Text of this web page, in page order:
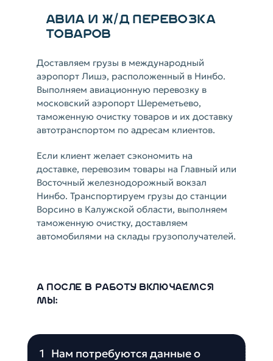
АВИА И Ж/Д ПЕРЕВОЗКА
ТОВАРОВ
Доставляем грузы в международный
аэропорт Лишэ, расположенный в Нинбо.
Выполняем авиационную перевозку в
московский аэропорт Шереметьево,
таможенную очистку товаров и их доставку
автотранспортом по адресам клиентов.
Если клиент желает сэкономить на
доставке, перевозим товары на Главный или
Восточный железнодорожный вокзал
Нинбо. Транспортируем грузы до станции
Ворсино в Калужской области, выполняем
таможенную очистку, доставляем
автомобилями на склады грузополучателей.
А ПОСЛЕ В РАБОТУ ВКЛЮЧАЕМСЯ
МЫ:
1
Нам потребуются данные о